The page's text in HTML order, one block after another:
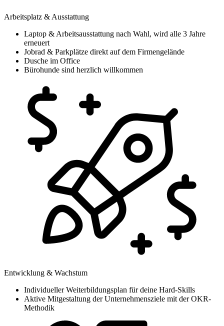
Arbeitsplatz & Ausstattung
Laptop & Arbeitsausstattung nach Wahl, wird alle 3 Jahre
erneuert
Jobrad & Parkplätze direkt auf dem Firmengelände
Dusche im Office
Bürohunde sind herzlich willkommen
Entwicklung & Wachstum
Individueller Weiterbildungsplan für deine Hard-Skills
Aktive Mitgestaltung der Unternehmensziele mit der OKR-
Methodik